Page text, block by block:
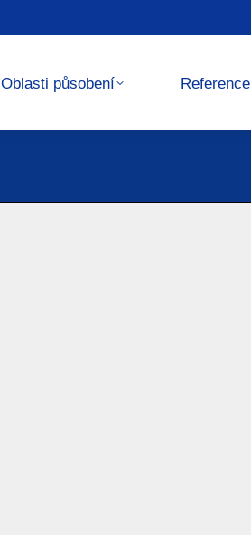
Oblasti působení Reference